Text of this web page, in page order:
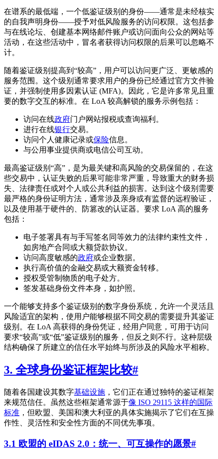
在谱系的最低端，一个低鉴证级别的身份——通常是未经核实
的自我声明身份——授予对低风险服务的访问权限。这包括参
与在线论坛、创建基本网络邮件账户或访问面向公众的网站等
活动，在这些活动中，冒名者获得访问权限的后果可以忽略不
计。
随着鉴证级别提高到“较高”，用户可以访问更广泛、更敏感的
服务范围。这个级别通常要求用户的身份已经通过官方文件验
证，并强制使用多因素认证 (MFA)。因此，它是许多常见且重
要的数字交互的标准。在 LoA 较高解锁的服务示例包括：
访问在线政府门户网站报税或查询福利。
进行在线银行交易。
访问个人健康记录或保险信息。
与公用事业提供商或电信公司互动。
最高鉴证级别“高”，是为最关键和高风险的交易保留的，在这
些交易中，认证失败的后果可能非常严重，导致重大的财务损
失、法律责任或对个人或公共利益的损害。达到这个级别需要
最严格的身份证明方法，通常涉及亲身或有监督的远程验证，
以及使用基于硬件的、防篡改的认证器。要求 LoA 高的服务
包括：
电子签署具有与手写签名同等效力的法律约束性文件，
如房地产合同或大额贷款协议。
访问高度敏感的政府或企业数据。
执行高价值的金融交易或大额资金转移。
授权受管制物质的电子处方。
签发基础身份文件本身，如护照。
一个能够支持多个鉴证级别的数字身份系统，允许一个灵活且
风险适宜的架构，使用户能够根据不同交易的需要提升其鉴证
级别。在 LoA 高获得的身份凭证，经用户同意，可用于访问
要求“较高”或“低”鉴证级别的服务，但反之则不行。这种层级
结构确保了所建立的信任水平始终与所涉及的风险水平相称。
3. 全球身份鉴证框架比较#
随着各国建设其数字基础设施 ，它们正在通过独特的鉴证框架
来规范信任。虽然这些框架通常源于像 ISO 29115 这样的国际
标准 ，但欧盟、美国和澳大利亚的具体实施揭示了它们在互操
作性、灵活性和安全性方面的不同优先事项。
3.1 欧盟的 eIDAS 2.0：统一、可互操作的愿景#